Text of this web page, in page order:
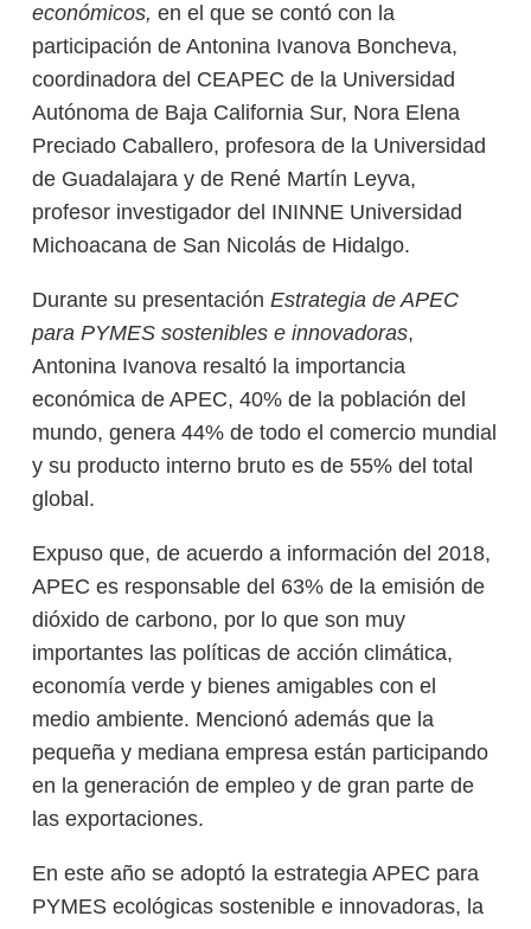
económicos, en el que se contó con la
participación de Antonina Ivanova Boncheva,
coordinadora del CEAPEC de la Universidad
Autónoma de Baja California Sur, Nora Elena
Preciado Caballero, profesora de la Universidad
de Guadalajara y de René Martín Leyva,
profesor investigador del ININNE Universidad
Michoacana de San Nicolás de Hidalgo.
Durante su presentación Estrategia de APEC
para PYMES sostenibles e innovadoras,
Antonina Ivanova resaltó la importancia
económica de APEC, 40% de la población del
mundo, genera 44% de todo el comercio mundial
y su producto interno bruto es de 55% del total
global.
Expuso que, de acuerdo a información del 2018,
APEC es responsable del 63% de la emisión de
dióxido de carbono, por lo que son muy
importantes las políticas de acción climática,
economía verde y bienes amigables con el
medio ambiente. Mencionó además que la
pequeña y mediana empresa están participando
en la generación de empleo y de gran parte de
las exportaciones.
En este año se adoptó la estrategia APEC para
PYMES ecológicas sostenible e innovadoras, la